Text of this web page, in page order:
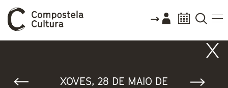
XOVES, 28 DE MAIO DE